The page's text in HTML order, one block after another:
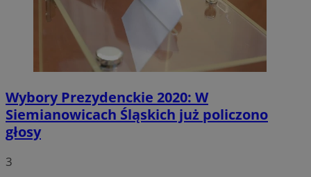
Wybory Prezydenckie 2020: W
Siemianowicach Śląskich już policzono
głosy
3